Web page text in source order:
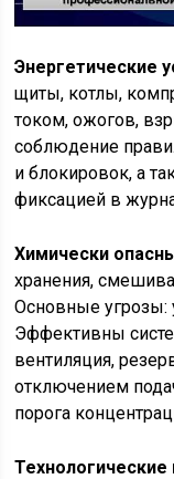
Энергетические
щиты, котлы,
током, ожогов,
соблюдение
и блокировок, а
фиксацией в
Химически
хранения,
Основные угрозы:
Эффективны
вентиляция,
отключением
порога